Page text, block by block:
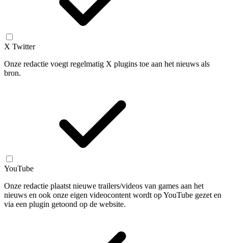
X Twitter
Onze redactie voegt regelmatig X plugins toe aan het nieuws als
bron.
YouTube
Onze redactie plaatst nieuwe trailers/videos van games aan het
nieuws en ook onze eigen videocontent wordt op YouTube gezet en
via een plugin getoond op de website.